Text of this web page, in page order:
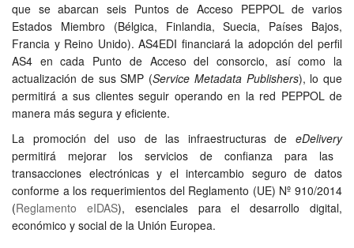
que se abarcan seis Puntos de Acceso PEPPOL de varios
Estados Miembro (Bélgica, Finlandia, Suecia, Países Bajos,
Francia y Reino Unido). AS4EDI financiará la adopción del perfil
AS4 en cada Punto de Acceso del consorcio, así como la
actualización de sus SMP (Service Metadata Publishers), lo que
permitirá a sus clientes seguir operando en la red PEPPOL de
manera más segura y eficiente.
La promoción del uso de las infraestructuras de eDelivery
permitirá mejorar los servicios de confianza para las
transacciones electrónicas y el intercambio seguro de datos
conforme a los requerimientos del Reglamento (UE) Nº 910/2014
(Reglamento eIDAS), esenciales para el desarrollo digital,
económico y social de la Unión Europea.